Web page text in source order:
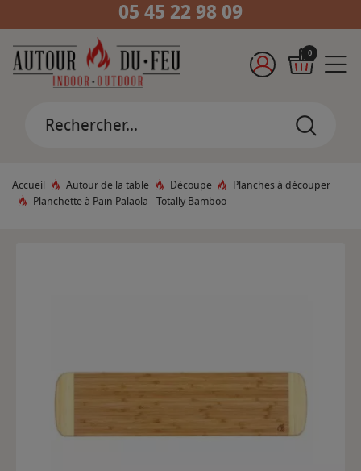
05 45 22 98 09
0
Accueil Autour de la table Découpe
Planches à découper
Planchette à Pain Palaola - Totally Bamboo